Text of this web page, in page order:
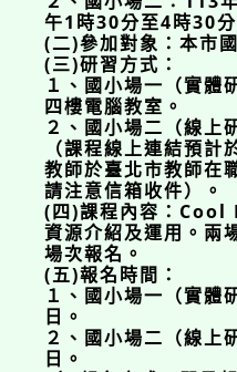
午1時30分至4時30分
(二)參加對象：本市
(三)研習方式：
１、國小場一（實體
四樓電腦教室。
２、國小場二（線
（課程線上連結預
教師於臺北市教師在
請注意信箱收件）。
(四)課程內容：
資源介紹及運用。兩
場次報名。
(五)報名時間：
１、國小場一（實體
日。
２、國小場二（線上
日。